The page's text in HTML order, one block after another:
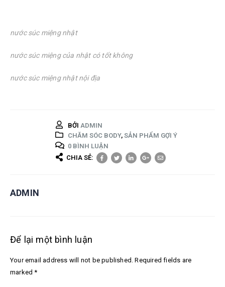
nước súc miệng nhật
nước súc miệng của nhật có tốt không
nước súc miệng nhật nội địa
BỞI ADMIN
CHĂM SÓC BODY, SẢN PHẨM GỢI Ý
0 BÌNH LUẬN
CHIA SẺ:
ADMIN
Để lại một bình luận
Your email address will not be published. Required fields are
marked *